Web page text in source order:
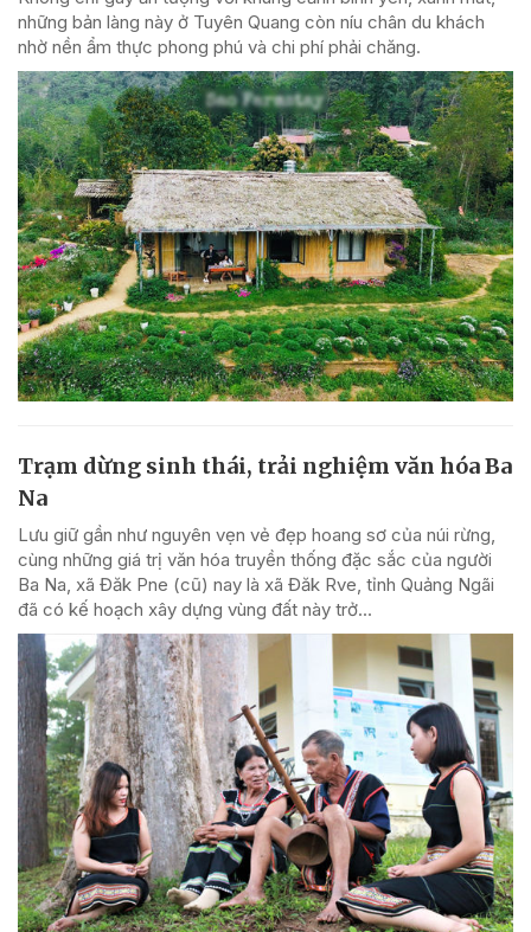
những bản làng này ở Tuyên Quang còn níu chân du khách
nhờ nền ẩm thực phong phú và chi phí phải chăng.
Trạm dừng sinh thái, trải nghiệm văn hóa Ba
Na
Lưu giữ gần như nguyên vẹn vẻ đẹp hoang sơ của núi rừng,
cùng những giá trị văn hóa truyền thống đặc sắc của người
Ba Na, xã Đăk Pne (cũ) nay là xã Đăk Rve, tỉnh Quảng Ngãi
đã có kế hoạch xây dựng vùng đất này trở...